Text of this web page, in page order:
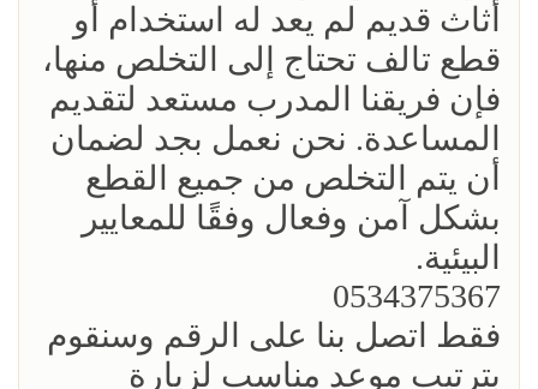
أثاث قديم لم يعد له استخدام أو
قطع تالف تحتاج إلى التخلص منها،
فإن فريقنا المدرب مستعد لتقديم
المساعدة. نحن نعمل بجد لضمان
أن يتم التخلص من جميع القطع
بشكل آمن وفعال وفقًا للمعايير
البيئية.
0534375367
فقط اتصل بنا على الرقم وسنقوم
بترتيب موعد مناسب لزيارة